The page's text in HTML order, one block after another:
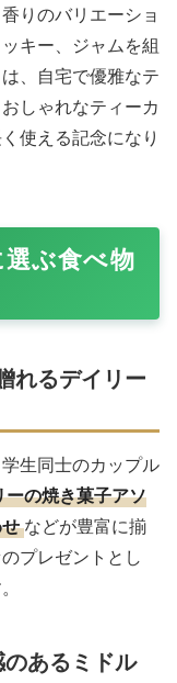
りのバリエーショ
キー、ジャムを組
、自宅で優雅なテ
しゃれなティーカ
使える記念になり
ぶ食べ物
れるデイリー
生同士のカップル
の焼き菓子アソ
などが豊富に揃
プレゼントとし
あるミドル